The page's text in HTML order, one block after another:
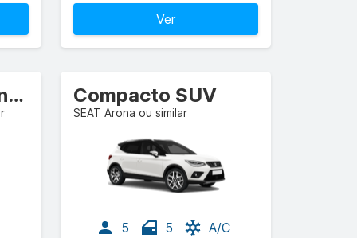
Ver
Intermédio Carrinha/camião comercial Compacto SUV
SEAT Arona ou similar
5 5
A/C